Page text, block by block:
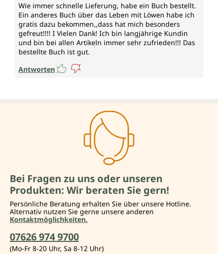
Wie immer schnelle Lieferung, habe ein Buch bestellt.
Ein anderes Buch über das Leben mit Löwen habe ich
gratis dazu bekommen,,dass hat mich besonders
gefreut!!!! I Vielen Dank! Ich bin langjährige Kundin
und bin bei allen Artikeln immer sehr zufrieden!!! Das
bestellte Buch ist gut.
Antworten
Bei Fragen zu uns oder unseren
Produkten: Wir beraten Sie gern!
Persönliche Beratung erhalten Sie über unsere Hotline.
Alternativ nutzen Sie gerne unsere anderen
Kontaktmöglichkeiten.
07626 974 9700
(Mo-Fr 8-20 Uhr, Sa 8-12 Uhr)